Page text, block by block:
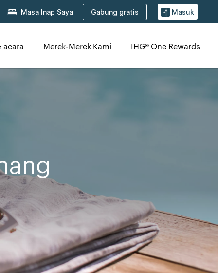
Masa Inap Saya Gabung gratis Masuk
acara Merek-Merek Kami IHG® One Rewards